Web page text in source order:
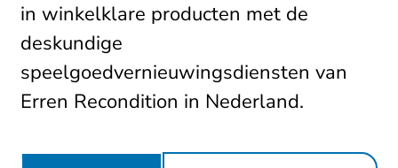
in winkelklare producten met de
deskundige
speelgoedvernieuwingsdiensten van
Erren Recondition in Nederland.